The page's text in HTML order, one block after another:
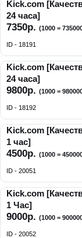
Kick.com
24 часа]
7350р. (1000 =
ID - 18191
Kick.com
24 часа]
9800р. (1000 =
ID - 18192
Kick.com
1 час]
4500р. (1000 =
ID - 20051
Kick.com
1 Час]
9000р. (1000 =
ID - 20052